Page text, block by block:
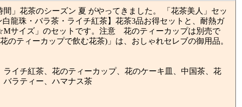
間」花茶のシーズン 夏 がやってきました。 「花茶美人」セッ
龍珠・バラ茶・ライチ紅茶】花茶3品お得セットと、耐熱ガ
サイズ」のセットです。注意 花のティーカップは別売で
のティーカップで飲む花茶)」は、おしゃれセレブの御用品。
イチ紅茶、花のティーカップ、花のケーキ皿、中国茶、花
バラティー、ハマナス茶